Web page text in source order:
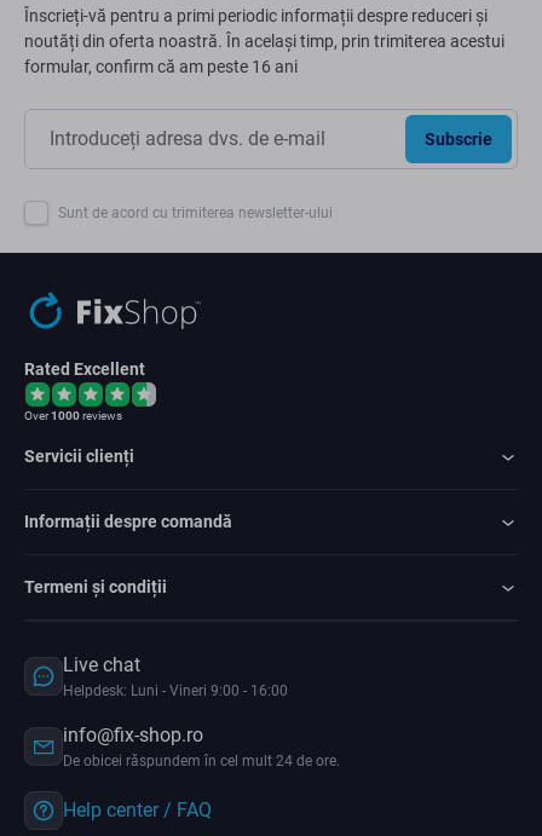
Înscrieți-vă pentru a primi periodic informații despre reduceri și
noutăți din oferta noastră. În același timp, prin trimiterea acestui
formular, confirm că am peste 16 ani
Subscrie
Sunt de acord cu trimiterea newsletter-ului
Rated Excellent
Over1000reviews
Servicii clienți
Informații despre comandă
Termeni și condiții
Live chat
Helpdesk: Luni - Vineri 9:00 - 16:00
info@fix-shop.ro
De obicei răspundem în cel mult 24 de ore.
Help center / FAQ